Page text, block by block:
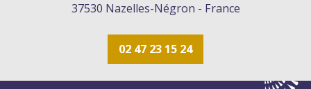
37530 Nazelles-Négron - France
02 47 23 15 24